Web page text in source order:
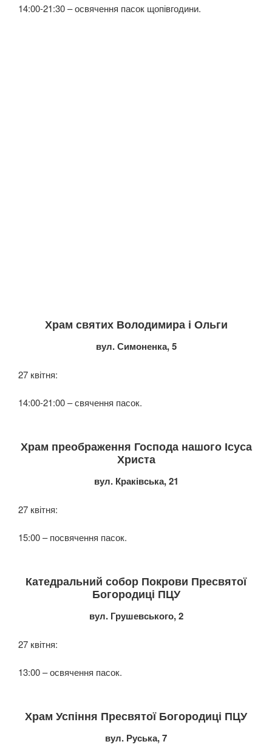
14:00-21:30 – освячення пасок щопівгодини.
Храм святих Володимира і Ольги
вул. Симоненка, 5
27 квітня:
14:00-21:00 – свячення пасок.
Храм преображення Господа нашого Ісуса
Христа
вул. Краківська, 21
27 квітня:
15:00 – посвячення пасок.
Катедральний собор Покрови Пресвятої
Богородиці ПЦУ
вул. Грушевського, 2
27 квітня:
13:00 – освячення пасок.
Храм Успіння Пресвятої Богородиці ПЦУ
вул. Руська, 7